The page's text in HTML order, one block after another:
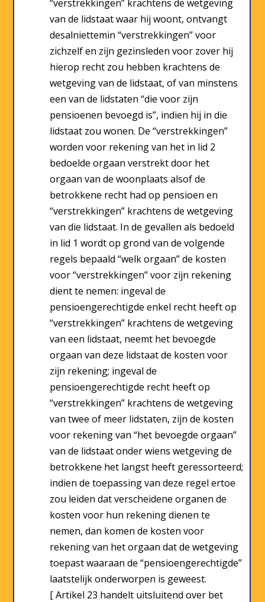
“verstrekkingen” krachtens de wetgeving
van de lidstaat waar hij woont, ontvangt
desalniettemin “verstrekkingen” voor
zichzelf en zijn gezinsleden voor zover hij
hierop recht zou hebben krachtens de
wetgeving van de lidstaat, of van minstens
een van de lidstaten “die voor zijn
pensioenen bevoegd is”, indien hij in die
lidstaat zou wonen. De “verstrekkingen”
worden voor rekening van het in lid 2
bedoelde orgaan verstrekt door het
orgaan van de woonplaats alsof de
betrokkene recht had op pensioen en
“verstrekkingen” krachtens de wetgeving
van die lidstaat. In de gevallen als bedoeld
in lid 1 wordt op grond van de volgende
regels bepaald “welk orgaan” de kosten
voor “verstrekkingen” voor zijn rekening
dient te nemen: ingeval de
pensioengerechtigde enkel recht heeft op
“verstrekkingen” krachtens de wetgeving
van een lidstaat, neemt het bevoegde
orgaan van deze lidstaat de kosten voor
zijn rekening; ingeval de
pensioengerechtigde recht heeft op
“verstrekkingen” krachtens de wetgeving
van twee of meer lidstaten, zijn de kosten
voor rekening van “het bevoegde orgaan”
van de lidstaat onder wiens wetgeving de
betrokkene het langst heeft geressorteerd;
indien de toepassing van deze regel ertoe
zou leiden dat verscheidene organen de
kosten voor hun rekening dienen te
nemen, dan komen de kosten voor
rekening van het orgaan dat de wetgeving
toepast waaraan de “pensioengerechtigde”
laatstelijk onderworpen is geweest.
[ Artikel 23 handelt uitsluitend over bet